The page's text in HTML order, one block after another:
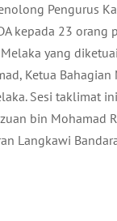
Pengurus
kepada 23 orang
yang
Ketua Bahagian
Sesi taklimat
bin Mohamad
Langkawi